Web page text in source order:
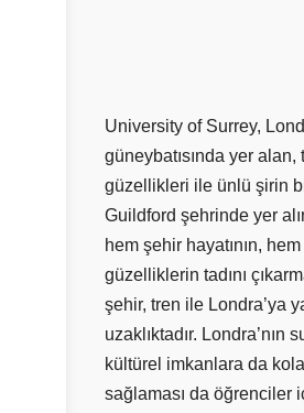
University of Surrey,
güneybatısında yer alan,
güzellikleri ile ünlü şirin
Guildford şehrinde yer
hem şehir hayatının,
güzelliklerin tadını
şehir, tren ile Londra’ya
uzaklıktadır. Londra’nın
kültürel imkanlara da
sağlaması da öğrenciler